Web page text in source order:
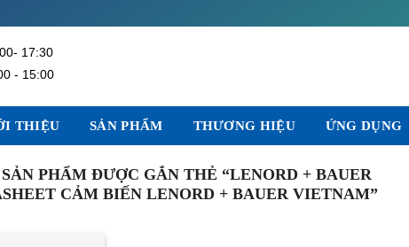
17:30
15:00
THIỆU SẢN PHẨM THƯƠNG HIỆU ỨNG DỤNG
SẢN PHẨM ĐƯỢC GẮN THẺ “LENORD + BAUER
CẢM BIẾN LENORD + BAUER VIETNAM”